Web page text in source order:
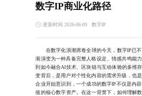
数字IP商业化路径
更新时间 2026-06-09 数字IP
在数字化浪潮席卷全球的今天，数字IP已不
渐演变为一种具备完整人格设定、情感共鸣能
到如今融合AI技术、区块链与互动体验的多维
变背后，是用户对个性化内容的需求升级，也
企业开始意识到，一个成功的数字IP不仅是内
值的核心数字资产。在这一背景下，如何理解